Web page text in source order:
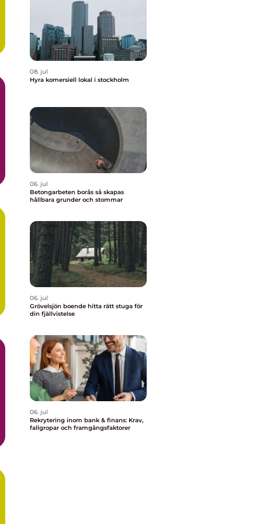
08. jul
Hyra komersiell lokal i stockholm
06. jul
Betongarbeten borås så skapas
hållbara grunder och stommar
06. jul
Grövelsjön boende hitta rätt stuga för
din fjällvistelse
06. jul
Rekrytering inom bank & finans: Krav,
fallgropar och framgångsfaktorer